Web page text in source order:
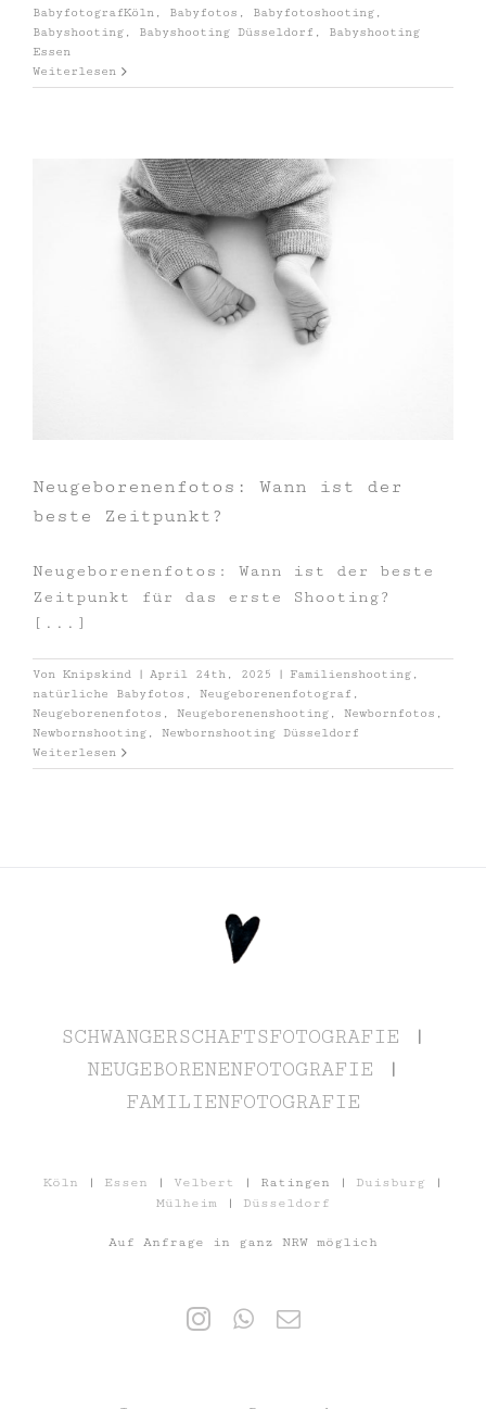
BabyfotografKöln , Babyfotos , Babyfotoshooting ,
Babyshooting , Babyshooting Düsseldorf , Babyshooting
Essen
Weiterlesen
Neugeborenenfotos: Wann ist der
beste Zeitpunkt?
Neugeborenenfotos: Wann ist der beste
Zeitpunkt für das erste Shooting?
[...]
Von Knipskind | April 24th, 2025 | Familienshooting
natürliche Babyfotos
Neugeborenenfotograf
Neugeborenenfotos
Neugeborenenshooting Newbornfotos
Newbornshooting
Newbornshooting Düsseldorf
Weiterlesen
SCHWANGERSCHAFTSFOTOGRAFIE |
NEUGEBORENENFOTOGRAFIE |
FAMILIENFOTOGRAFIE
Köln | Essen | Velbert | Ratingen | Duisburg |
Mülheim | Düsseldorf
Auf Anfrage in ganz NRW möglich